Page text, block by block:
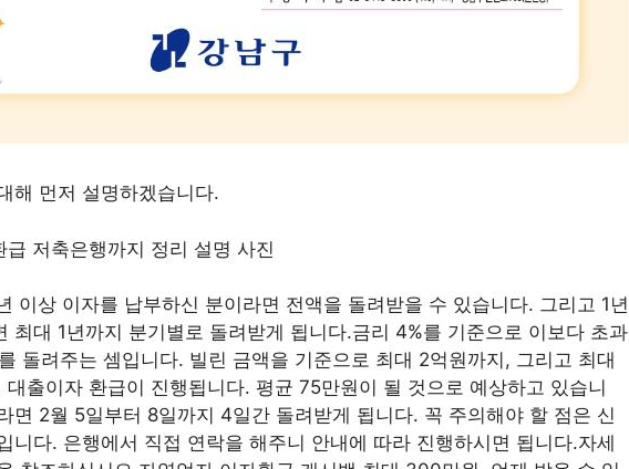
해 먼저 설명하겠습니다.
이상 이자를 납부하신 분이라면 전액을 돌려받을 수 있습니다. 그리고 1년
최대 1년까지 분기별로 돌려받게 됩니다.금리 4%를 기준으로 이보다 초과
돌려주는 셈입니다. 빌린 금액을 기준으로 최대 2억원까지, 그리고 최대
출이자 환급이 진행됩니다. 평균 75만원이 될 것으로 예상하고 있습니
면 2월 5일부터 8일까지 4일간 돌려받게 됩니다. 꼭 주의해야 할 점은 신
니다. 은행에서 직접 연락을 해주니 안내에 따라 진행하시면 됩니다.자세